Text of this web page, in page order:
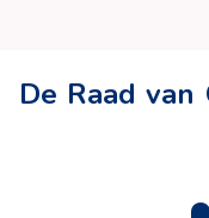
De Raad van